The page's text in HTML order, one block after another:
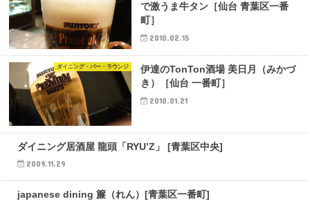
で激うま牛タン［仙台 青葉区一番
町］
2010.02.15
ダイニング・バー・ラウンジ
伊達のTonTon酒場 美日月（みかづ
き）［仙台 一番町］
2010.01.21
とんこつラーメン
ダイニング居酒屋 龍頭「RYU’Z」 [青葉区中央]
2009.11.29
ダイニング・バー・ラウンジ
japanese dining 簾（れん）[青葉区一番町]